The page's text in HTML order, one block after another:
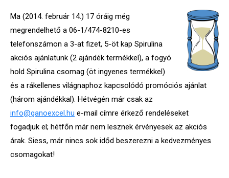
Ma (2014. február 14.) 17 óráig még
megrendelhető a 06-1/474-8210-es
telefonszámon a 3-at fizet, 5-öt kap Spirulina
akciós ajánlatunk (2 ajándék termékkel), a fogyó
hold Spirulina csomag (öt ingyenes termékkel)
és a rákellenes világnaphoz kapcsolódó promóciós ajánlat
(három ajándékkal). Hétvégén már csak az
info@ganoexcel.hu e-mail címre érkező rendeléseket
fogadjuk el; hétfőn már nem lesznek érvényesek az akciós
árak. Siess, már nincs sok időd beszerezni a kedvezményes
csomagokat!